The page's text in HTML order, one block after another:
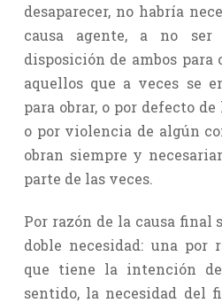
desaparecer, no habría
causa agente, a no ser
disposición de ambos para
aquellos que a veces se
para obrar, o por defecto
o por violencia de algún
obran siempre y
parte de las veces.
Por razón de la causa final
doble necesidad: una por
que tiene la intención
sentido, la necesidad del